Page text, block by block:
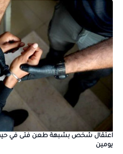
اعتقال شخص بشبهة طعن فتى في حيفا
يومين